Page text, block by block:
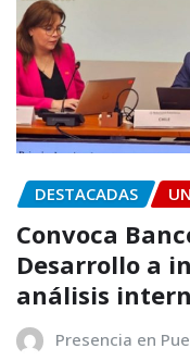
DESTACADAS
Convoca
Desarrollo a
análisis
Presencia en